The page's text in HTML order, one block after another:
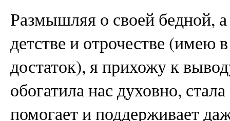
Размышляя о своей бедной,
детстве и отрочестве (имею
достаток), я прихожу к
обогатила нас духовно,
помогает и поддерживает